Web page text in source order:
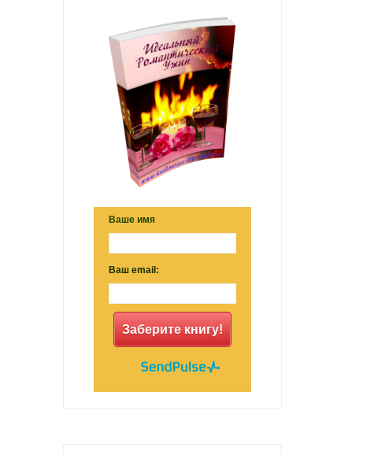
Ваше имя
Ваш email:
Заберите книгу!